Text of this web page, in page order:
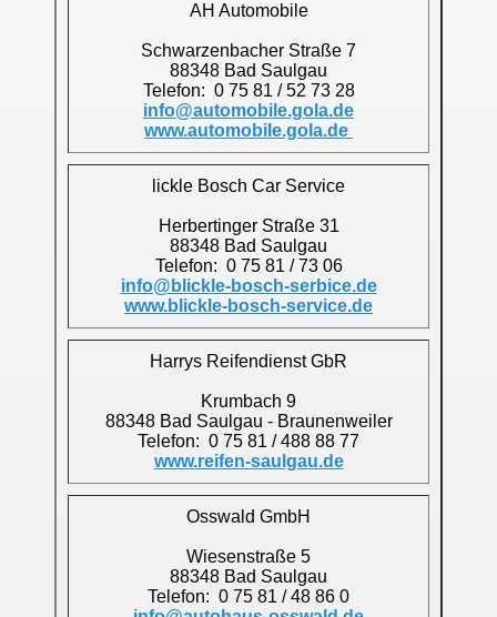
AH Automobile
Schwarzenbacher Straße 7
88348 Bad Saulgau
Telefon: 0 75 81 / 52 73 28
info@automobile.gola.de
www.automobile.gola.de
lickle Bosch Car Service
Herbertinger Straße 31
88348 Bad Saulgau
Telefon: 0 75 81 / 73 06
info@blickle-bosch-serbice.de
www.blickle-bosch-service.de
Harrys Reifendienst GbR
Krumbach 9
88348 Bad Saulgau - Braunenweiler
Telefon: 0 75 81 / 488 88 77
www.reifen-saulgau.de
Osswald GmbH
Wiesenstraße 5
88348 Bad Saulgau
Telefon: 0 75 81 / 48 86 0